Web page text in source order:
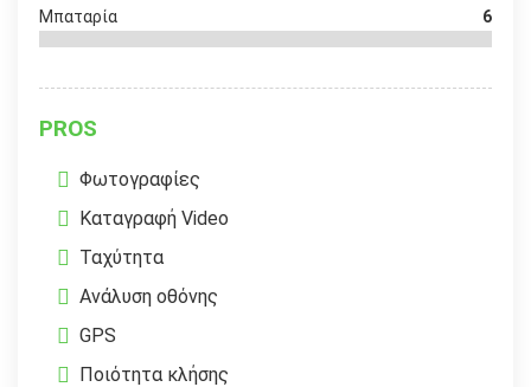
Μπαταρία 6
PROS
Φωτογραφίες
Καταγραφή Video
Ταχύτητα
Ανάλυση οθόνης
GPS
Ποιότητα κλήσης